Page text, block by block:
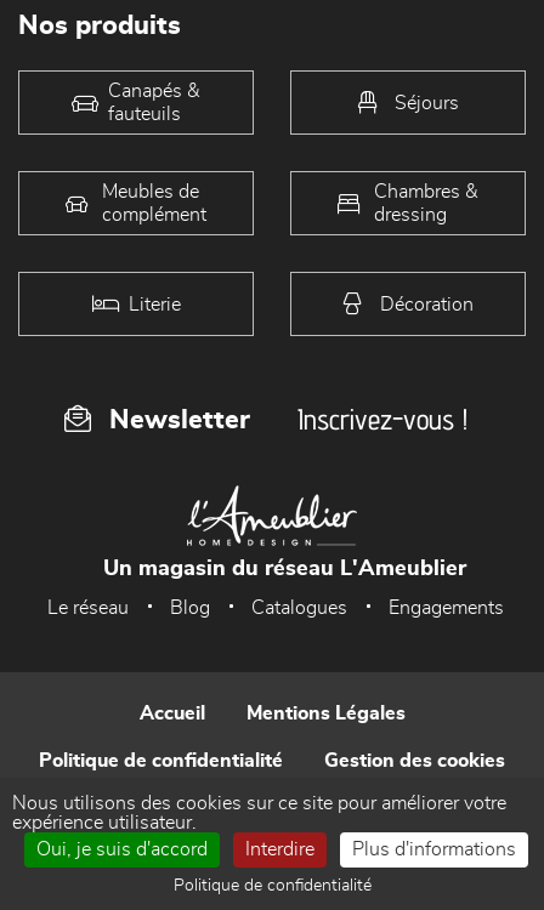
Nos produits
Canapés &
fauteuils
Séjours
Meubles de
complément
Chambres &
dressing
Literie Décoration
Newsletter Inscrivez-vous !
Un magasin du réseau L'Ameublier
Le réseau Blog Catalogues Engagements
Accueil Mentions Légales
Politique de confidentialité Gestion des cookies
Contact
Réalisé par WEB Enseignes
Nous utilisons des cookies sur ce site pour améliorer votre
expérience utilisateur.
Oui, je suis d'accord
Interdire Plus d'informations
Politique de confidentialité